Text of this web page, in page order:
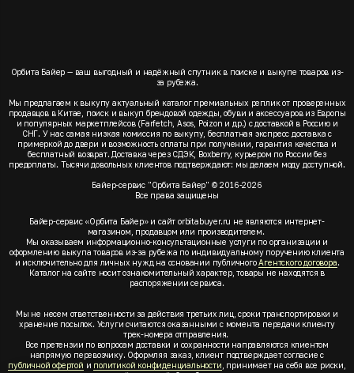
Орбита Байер — ваш выгодный и надёжный спутник в поиске и выкупе товаров из-
за рубежа.
Мы предлагаем к выкупу актуальный каталог премиальных реплик от проверенных
продавцов в Китае, поиск и выкуп брендовой одежды, обуви и аксессуаров из Европы
и популярных маркетплейсов (Farfetch, Asos, Poizon и др.) с доставкой в Россию и
СНГ. У нас самая низкая комиссия по выкупу, бесплатная экспресс доставка с
примеркой до двери и возможность оплаты при получении, гарантия качества и
бесплатный возврат. Доставка через СДЭК, Boxberry, курьером по России без
предоплаты. Тысячи довольных клиентов подтверждают: мы делаем моду доступной.
Байер-сервис "Орбита Байер" © 2016-2026
Все права защищены
Байер-сервис «Орбита Байер» и сайт orbitabuyer.ru не являются интернет-
магазином, продавцом или производителем.
Мы оказываем информационно-консультационные услуги по организации и
оформлению выкупа товаров из-за рубежа по индивидуальному поручению клиента
и исключительно для личных нужд на основании публичногоАгентского договора.
Каталог на сайте носит ознакомительный характер, товары не находятся в
распоряжении сервиса.
Мы не несем ответственности за действия третьих лиц, сроки транспортировки и
хранение посылок. Услуги считаются оказанными с момента передачи клиенту
трек-номера отправления.
Все претензии по вопросам доставки и сохранности направляются клиентом
напрямую перевозчику. Оформляя заказ, клиент подтверждает согласие с
публичной офертой и политикой конфиденциальности , принимает на себя все риски,